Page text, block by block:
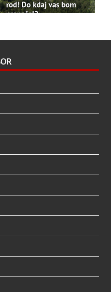
because the
see it or it's been